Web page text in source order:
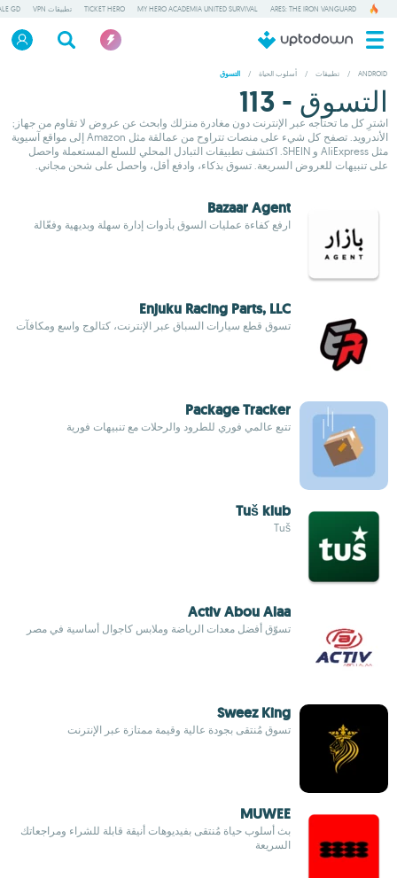
ARES: THE IRON VANGUARD
MY HERO ACADEMIA UNITED SURVIVAL
TICKET HERO تطبيقات VPN GD
ANDROID
/ تطبيقات / أسلوب الحياة / التسوق
التسوق - 113
اشترِ كل ما تحتاجه عبر الإنترنت دون مغادرة منزلك وابحث عن عروض لا تقاوم من جهاز;
الأندرويد. تصفح كل شيء على منصات تتراوح من عمالقة مثل Amazon إلى مواقع آسيوية
مثل AliExpress و SHEIN. اكتشف تطبيقات التبادل المحلي للسلع المستعملة واحصل
على تنبيهات للعروض السريعة. تسوق بذكاء، وادفع أقل، واحصل على شحن مجاني.
Bazaar Agent
ارفع كفاءة عمليات السوق بأدوات إدارة سهلة وبديهية وفعّالة
Enjuku Racing Parts, LLC
تسوق قطع سيارات السباق عبر الإنترنت، كتالوج واسع ومكافآت
Package Tracker
تتبع عالمي فوري للطرود والرحلات مع تنبيهات فورية
Tuš klub
Tuš
Activ Abou Alaa
تسوّق أفضل معدات الرياضة وملابس كاجوال أساسية في مصر
Sweez King
تسوق مُنتقى بجودة عالية وقيمة ممتازة عبر الإنترنت
MUWEE
بث أسلوب حياة مُنتقى بفيديوهات أنيقة قابلة للشراء ومراجعاتك
السريعة